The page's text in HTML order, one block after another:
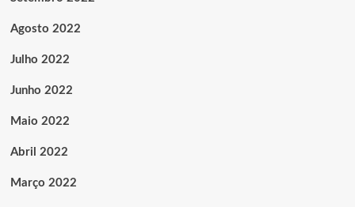
Agosto 2022
Julho 2022
Junho 2022
Maio 2022
Abril 2022
Março 2022